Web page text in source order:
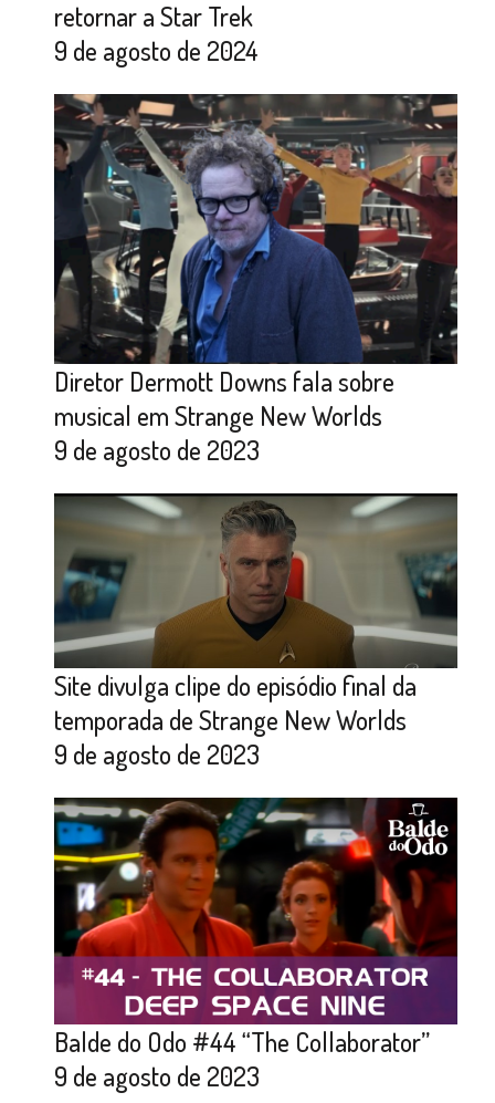
retornar a Star Trek
9 de agosto de 2024
Diretor Dermott Downs fala sobre
musical em Strange New Worlds
9 de agosto de 2023
Site divulga clipe do episódio final da
temporada de Strange New Worlds
9 de agosto de 2023
Balde do Odo #44 “The Collaborator”
9 de agosto de 2023